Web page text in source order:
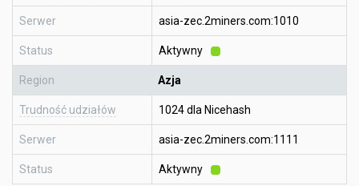
Serwer asia-zec.2miners.com:1010
Status Aktywny
Region Azja
Trudność udziałów 1024 dla Nicehash
Serwer asia-zec.2miners.com:1111
Status Aktywny